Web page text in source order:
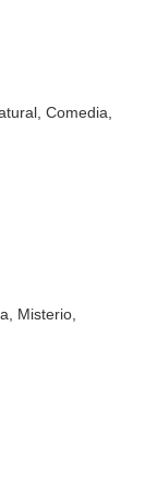
Comedia,
Misterio,